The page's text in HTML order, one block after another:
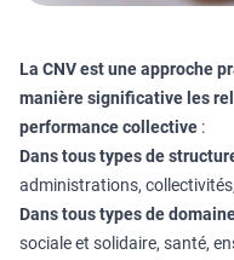
La CNV est une approche
manière significative les
performance collective :
Dans tous types de
administrations,
Dans tous types de
sociale et solidaire, santé,